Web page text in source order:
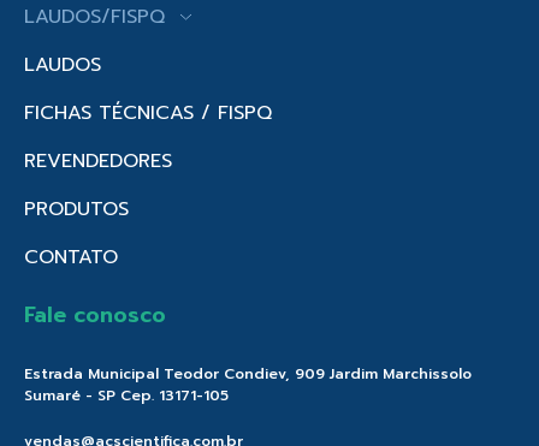
LAUDOS/FISPQ
LAUDOS
FICHAS TÉCNICAS / FISPQ
REVENDEDORES
PRODUTOS
CONTATO
Fale conosco
Estrada Municipal Teodor Condiev, 909 Jardim Marchissolo
Sumaré - SP Cep. 13171-105
vendas@acscientifica.com.br